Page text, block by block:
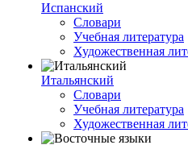
Испанский
Словари
Учебная литература
Художественная
Итальянский
Словари
Учебная литература
Художественная